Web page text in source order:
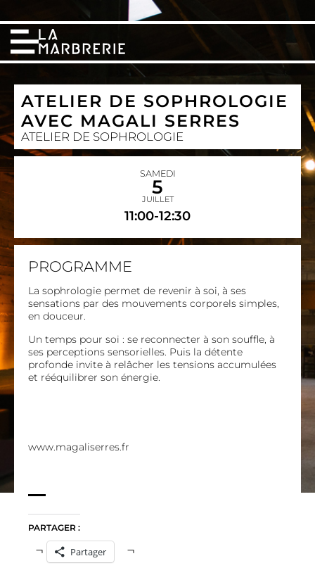
ATELIER DE SOPHROLOGIE
AVEC MAGALI SERRES
ATELIER DE SOPHROLOGIE
SAMEDI
5
JUILLET
11:00-12:30
PROGRAMME
La sophrologie permet de revenir à soi, à ses
sensations par des mouvements corporels simples,
en douceur.
Un temps pour soi : se reconnecter à son souffle, à
ses perceptions sensorielles. Puis la détente
profonde invite à relâcher les tensions accumulées
et rééquilibrer son énergie.
www.magaliserres.fr
PARTAGER :
Partager